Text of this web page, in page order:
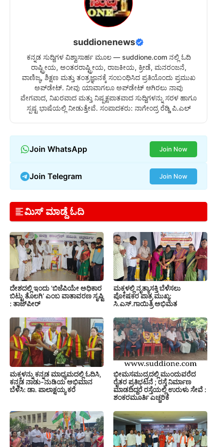
suddionenews
ಕನ್ನಡ ಸುದ್ದಿಗಳ ವಿಶ್ವಾಸಾರ್ಹ ಮೂಲ — suddione.com ನಲ್ಲಿ ಓದಿ
ರಾಷ್ಟ್ರೀಯ, ಅಂತರರಾಷ್ಟ್ರೀಯ, ರಾಜಕೀಯ, ಕ್ರೀಡೆ, ಮನರಂಜನೆ,
ವಾಣಿಜ್ಯ, ಶಿಕ್ಷಣ ಮತ್ತು ತಂತ್ರಜ್ಞಾನಕ್ಕೆ ಸಂಬಂಧಿಸಿದ ಪ್ರತಿಯೊಂದು ಪ್ರಮುಖ
ಅಪ್‌ಡೇಟ್. ನೀವು ಯಾವಾಗಲೂ ಅಪ್‌ಡೇಟ್ ಆಗಿರಲು ನಾವು
ವೇಗವಾದ, ನಿಖರವಾದ ಮತ್ತು ನಿಷ್ಪಕ್ಷಪಾತವಾದ ಸುದ್ದಿಗಳನ್ನು ಸರಳ ಹಾಗೂ
ಸ್ಪಷ್ಟ ಭಾಷೆಯಲ್ಲಿ ನೀಡುತ್ತೇವೆ. ಸಂಪಾದಕರು: ನಾಗೇಂದ್ರ ರೆಡ್ಡಿ ಪಿ.ಎಲ್
Join WhatsApp Join Now
Join Telegram Join Now
ಮಿಸ್ ಮಾಡ್ದೆ ಓದಿ
ದೇಶದಲ್ಲಿ ಇಂದು ‘ಬಿಜೆಪಿಯೇ ಅಧಿಕಾರ
ಬಿಟ್ಟು ತೊಲಗಿ’ ಎಂಬ ವಾತಾವರಣ ಸೃಷ್ಟಿ
: ತಾಜ್‌ಪೀರ್
ಮಕ್ಕಳಲ್ಲಿ ನೃತ್ಯಾಸಕ್ತಿ ಬೆಳೆಸಲು
ಪೋಷಕರ ಪಾತ್ರ ಮುಖ್ಯ:
ಸಿ.ಎಸ್.ಗಾಯಿತ್ರಿ ಅಭಿಮತ
ಮಕ್ಕಳನ್ನು ಕನ್ನಡ ಮಾಧ್ಯಮದಲ್ಲಿ ಓದಿಸಿ,
ಕನ್ನಡ ನಾಡು-ನುಡಿಯ ಅಭಿಮಾನ
ಬೆಳೆಸಿ: ಡಾ. ಪಾಲಾಕ್ಷಯ್ಯ ಕರೆ
ಭೀಮಸಮುದ್ರದಲ್ಲಿ ಮುಂದುವರೆದ
ರೈತರ ಪ್ರತಿಭಟನೆ ; ರಸ್ತೆ ನಿರ್ಮಾಣ
ಮಾಡದಿದ್ದರೆ ರಸ್ತೆಯಲ್ಲಿ ಉರುಳು ಸೇವೆ :
ಶಂಕರಮೂರ್ತಿ ಎಚ್ಚರಿಕೆ